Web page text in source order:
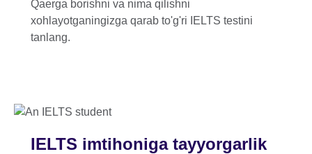
Qaerga borishni va nima qilishni
xohlayotganingizga qarab to'g'ri IELTS testini
tanlang.
IELTS imtihoniga tayyorgarlik